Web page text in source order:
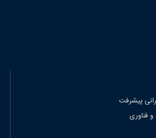
پیشرفت
فناوری